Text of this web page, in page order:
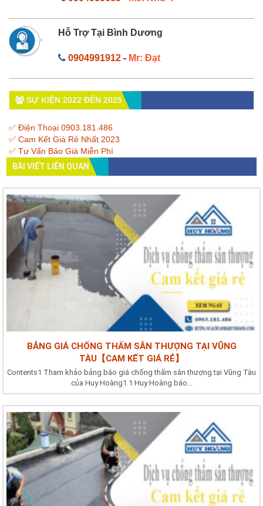
Hỗ Trợ Tại Bình Dương
0904991912- Mr: Đạt
SỰ KIỆN 2022 ĐẾN 2025
✅ Điện Thoại 0903.181.486
✅ Cam Kết Giá Rẻ Nhất 2023
✅ Tư Vấn Báo Giá Miễn Phí
BÀI VIẾT LIÊN QUAN
BẢNG GIÁ CHỐNG THẤM SÂN THƯỢNG TẠI VŨNG
TÀU【CAM KẾT GIÁ RẺ】
Contents1 Tham khảo bảng báo giá chống thấm sân thượng tại Vũng Tàu
của Huy Hoàng1.1 Huy Hoàng báo...